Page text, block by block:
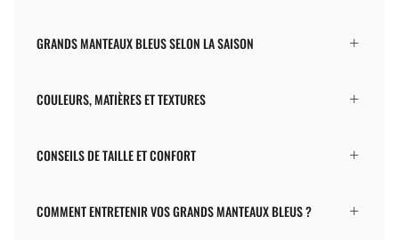
GRANDS MANTEAUX BLEUS SELON LA SAISON
COULEURS, MATIÈRES ET TEXTURES
CONSEILS DE TAILLE ET CONFORT
COMMENT ENTRETENIR VOS GRANDS MANTEAUX BLEUS ?